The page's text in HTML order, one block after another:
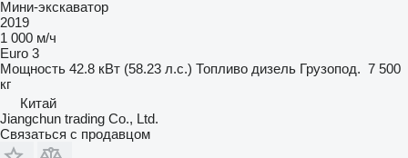
Мини-экскаватор
2019
1 000 м/ч
Euro 3
Мощность 42.8 кВт (58.23 л.с.) Топливо дизель Грузопод. 7 500
кг
Китай
Jiangchun trading Co., Ltd.
Связаться с продавцом